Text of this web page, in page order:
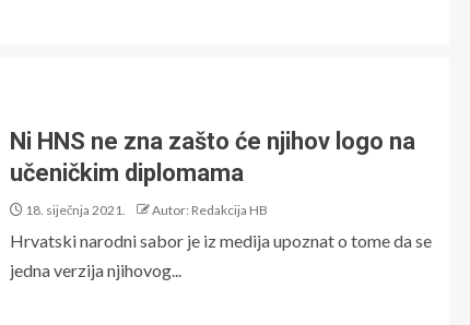
Ni HNS ne zna zašto će njihov logo na
učeničkim diplomama
18. siječnja 2021. Autor: Redakcija HB
Hrvatski narodni sabor je iz medija upoznat o tome da se
jedna verzija njihovog...